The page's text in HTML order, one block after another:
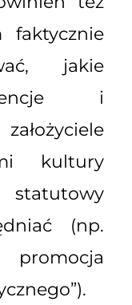
faktycznie
jakie
i
kultury
(np.